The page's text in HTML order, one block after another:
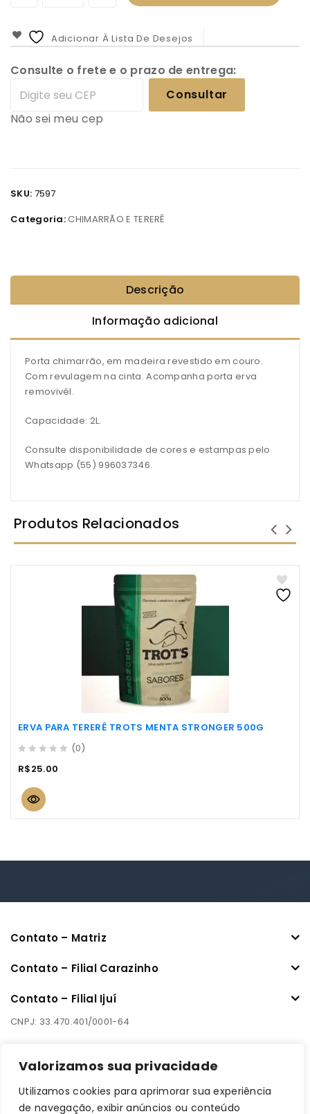
Valorizamos sua privacidade
Utilizamos cookies para aprimorar sua experiência
de navegação, exibir anúncios ou conteúdo
Adicionar À Lista De Desejos
Consulte o frete e o prazo de entrega:
Consultar
Não sei meu cep
SKU: 7597
Categoria:CHIMARRÃO E TERERÊ
Descrição
Informação adicional
Porta chimarrão, em madeira revestido em couro.
Com revulagem na cinta. Acompanha porta erva
removivél.
Capacidade: 2L.
Consulte disponibilidade de cores e estampas pelo
Whatsapp (55) 996037346.
Produtos Relacionados
ERVA PARA TERERÊ TROTS MENTA STRONGER 500G
out
5
(0)
R$25.00
Contato – Matriz
Contato – Filial Carazinho
Contato – Filial Ijuí
CNPJ: 33.470.401/0001-64
Links úteis
Informações